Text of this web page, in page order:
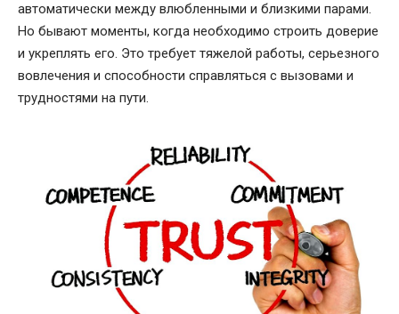
автоматически между влюбленными и близкими парами.
Но бывают моменты, когда необходимо строить доверие
и укреплять его. Это требует тяжелой работы, серьезного
вовлечения и способности справляться с вызовами и
трудностями на пути.